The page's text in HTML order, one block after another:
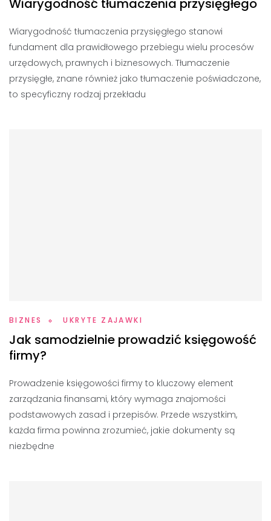
Wiarygodność tłumaczenia przysięgłego
Wiarygodność tłumaczenia przysięgłego stanowi
fundament dla prawidłowego przebiegu wielu procesów
urzędowych, prawnych i biznesowych. Tłumaczenie
przysięgłe, znane również jako tłumaczenie poświadczone,
to specyficzny rodzaj przekładu
BIZNES UKRYTE ZAJAWKI
Jak samodzielnie prowadzić księgowość
firmy?
Prowadzenie księgowości firmy to kluczowy element
zarządzania finansami, który wymaga znajomości
podstawowych zasad i przepisów. Przede wszystkim,
każda firma powinna zrozumieć, jakie dokumenty są
niezbędne